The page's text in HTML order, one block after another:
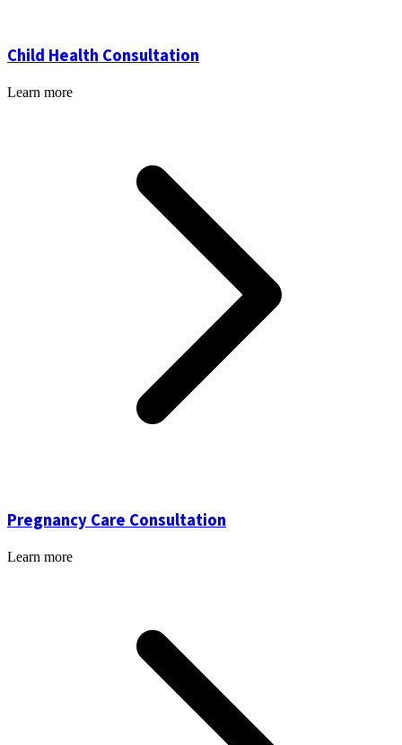
Child Health Consultation
Learn more
Pregnancy Care Consultation
Learn more